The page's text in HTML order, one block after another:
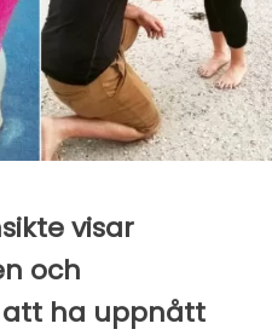
visar
och
att ha uppnått